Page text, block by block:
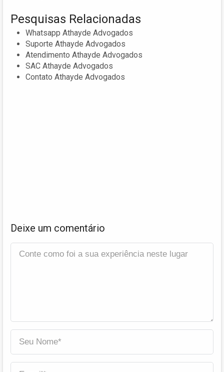
Pesquisas Relacionadas
Whatsapp Athayde Advogados
Suporte Athayde Advogados
Atendimento Athayde Advogados
SAC Athayde Advogados
Contato Athayde Advogados
Deixe um comentário